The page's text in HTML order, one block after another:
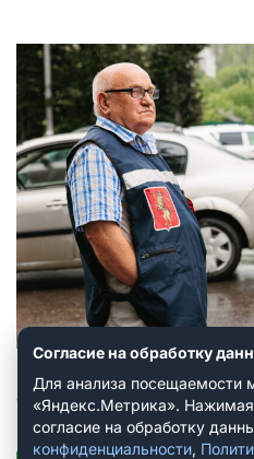
Как в Коврове
общественный
молодёжь не идёт в
Согласие на обработку
Для анализа посещаемости
«Яндекс.Метрика».
согласие на обработку
конфиденциальности,